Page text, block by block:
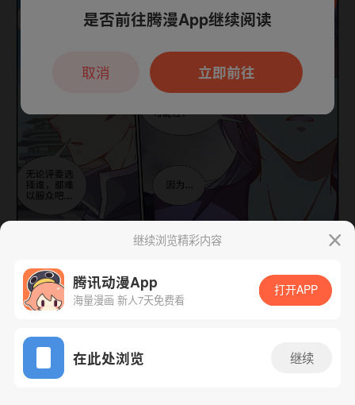
App免费看
下一话 腾漫App免费看
继续浏览精彩内容
腾讯动漫App
海量漫画 新人7天免费看
打开APP
在此处浏览 继续
本章节仅支持App阅读，可打开App新用
户7天免费看
是否前往腾漫App继续阅读
立即前往
取消